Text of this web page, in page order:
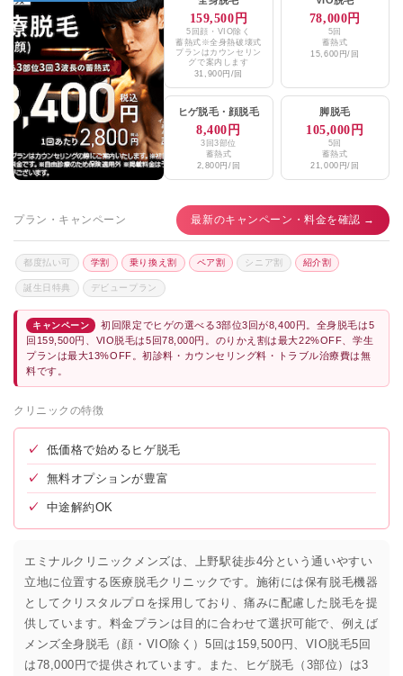
159,500円
5回顔・VIO除く
蓄熱式※全身熱破壊式
プランはカウンセリン
グで案内します
31,900円/回
78,000円
5回
蓄熱式
15,600円/回
ヒゲ脱毛・ 顔脱毛
8,400円
3回3部位
蓄熱式
2,800円/回
脚脱毛
105,000円
5回
蓄熱式
21,000円/回
プラン・キャンペーン 最新のキャンペーン・料金を確認 →
都度払い可 学割 乗り換え割 ペア割 シニア割 紹介割
誕生日特典 デビュープラン
キャンペーン
初回限定でヒゲの選べる3部位3回が8,400円。全身脱毛は5
回159,500円、VIO脱毛は5回78,000円。のりかえ割は最大22%OFF、学生
プランは最大13%OFF。初診料・カウンセリング料・トラブル治療費は無
料です。
クリニックの特徴
✓ 低価格で始めるヒゲ脱毛
✓ 無料オプションが豊富
✓ 中途解約OK
エミナルクリニックメンズは、上野駅徒歩4分という通いやすい
立地に位置する医療脱毛クリニックです。施術には保有脱毛機器
としてクリスタルプロを採用しており、痛みに配慮した脱毛を提
供しています。料金プランは目的に合わせて選択可能で、例えば
メンズ全身脱毛（顔・VIO除く）5回は159,500円、VIO脱毛5回
は78,000円で提供されています。また、ヒゲ脱毛（3部位）は3